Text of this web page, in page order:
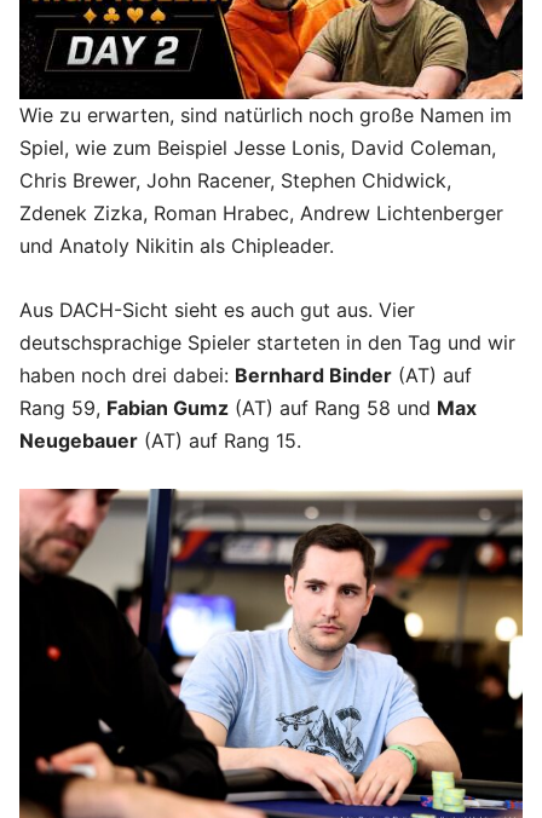
Wie zu erwarten, sind natürlich noch große Namen im
Spiel, wie zum Beispiel Jesse Lonis, David Coleman,
Chris Brewer, John Racener, Stephen Chidwick,
Zdenek Zizka, Roman Hrabec, Andrew Lichtenberger
und Anatoly Nikitin als Chipleader.
Aus DACH-Sicht sieht es auch gut aus. Vier
deutschsprachige Spieler starteten in den Tag und wir
haben noch drei dabei: Bernhard Binder (AT) auf
Rang 59, Fabian Gumz (AT) auf Rang 58 und Max
Neugebauer (AT) auf Rang 15.